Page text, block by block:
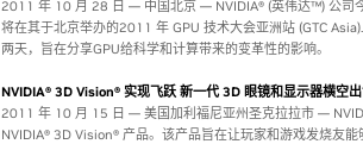
2011 年 10 月 28 日 — 中国北京 — NVIDIA® (英伟达™) 公司
将在其于北京举办的2011 年 GPU 技术大会亚洲站 (GTC
两天，旨在分享GPU给科学和计算带来的变革性的影响。
NVIDIA® 3D Vision® 实现飞跃 新一代 3D 眼镜和显示器横空
2011 年 10 月 15 日 — 美国加利福尼亚州圣克拉拉市 —
NVIDIA® 3D Vision® 产品。该产品旨在让玩家和游戏发烧友